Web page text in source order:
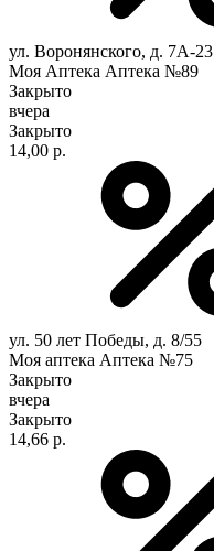
ул. Воронянского, д. 7А-23
Моя Аптека Аптека №89
Закрыто
вчера
Закрыто
14,00 р.
ул. 50 лет Победы, д. 8/55
Моя аптека Аптека №75
Закрыто
вчера
Закрыто
14,66 р.